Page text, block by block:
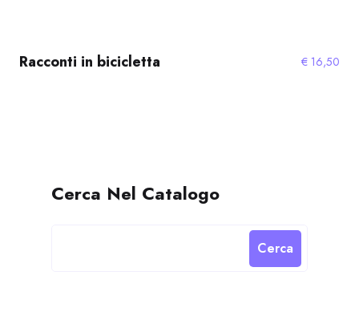
Racconti in bicicletta € 16,50
Cerca Nel Catalogo
Cerca